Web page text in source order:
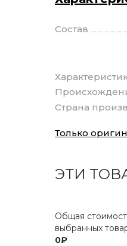
Состав
Страна
Только
ЭТИ
Общая
выбранных
0₽